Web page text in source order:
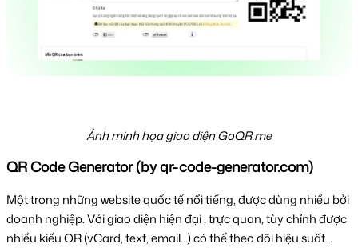
Ảnh minh họa giao diện GoQR.me
QR Code Generator (by qr-code-generator.com)
Một trong những website quốc tế nổi tiếng, được dùng nhiều bởi
doanh nghiệp. Với giao diện hiện đại , trực quan, tùy chỉnh được
nhiều kiểu QR (vCard, text, email…) có thể theo dõi hiệu suất  .